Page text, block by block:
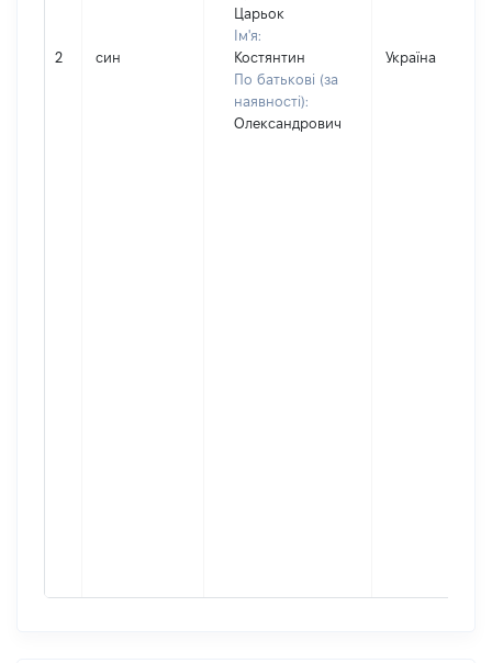
2 син
Царьок
Ім'я:
Костянтин
По батькові (за
наявності):
Олександрович
Україна